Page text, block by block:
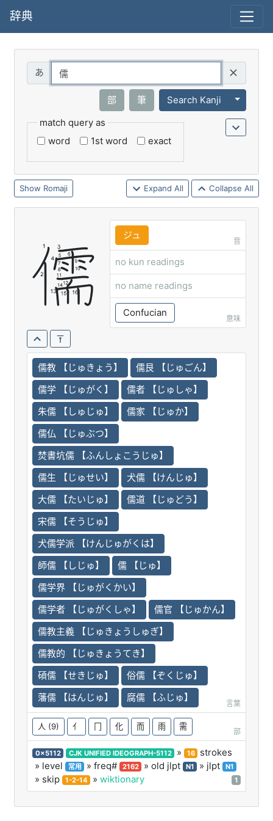
辞典
部 筆 Search Kanji
Toggle
match query as
word
1st word exact
Romaji Expand All Collapse All
儒 ジュ
音
no kun readings
no name readings
Confucian
意味
儒教 【じゅきょう】
儒艮 【じゅごん】
儒学 【じゅがく】
儒者 【じゅしゃ】
朱儒 【しゅじゅ】
儒家 【じゅか】
儒仏 【じゅぶつ】
焚書坑儒 【ふんしょこうじゅ】
儒生 【じゅせい】
犬儒 【けんじゅ】
大儒 【たいじゅ】
儒道 【じゅどう】
宋儒 【そうじゅ】
犬儒学派 【けんじゅがくは】
師儒 【しじゅ】
儒 【じゅ】
儒学界 【じゅがくかい】
儒学者 【じゅがくしゃ】
儒官 【じゅかん】
儒教主義 【じゅきょうしゅぎ】
儒教的 【じゅきょうてき】
碩儒 【せきじゅ】
俗儒 【ぞくじゅ】
藩儒 【はんじゅ】
腐儒 【ふじゅ】
言葉
人 (9) 亻 冂 化 而 雨 需
部
0x5112 CJK UNIFIED IDEOGRAPH-5112 » 16
strokes
» level
常用 » freq# 2162 » old jlpt N1 » jlpt N1
» skip 1-2-14 » wiktionary 1